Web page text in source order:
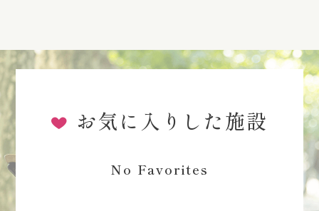
お気に入りした施設
No Favorites